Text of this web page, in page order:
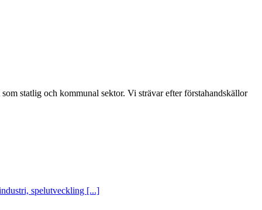
statlig och kommunal sektor. Vi strävar efter förstahandskällor
spelutveckling [...]